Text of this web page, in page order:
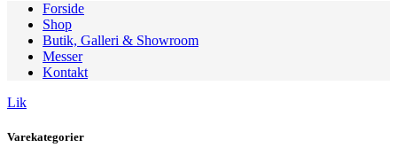
Forside
Shop
Butik, Galleri & Showroom
Messer
Kontakt
Lik
Varekategorier